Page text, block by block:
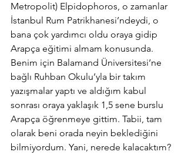
Metropolit) Elpidophoros, o zamanlar
İstanbul Rum Patrikhanesi’ndeydi, o
bana çok yardımcı oldu oraya gidip
Arapça eğitimi almam konusunda.
Benim için Balamand Üniversitesi‘ne
bağlı Ruhban Okulu’yla bir takım
yazışmalar yaptı ve aldığım kabul
sonrası oraya yaklaşık 1,5 sene burslu
Arapça öğrenmeye gittim. Tabii, tam
olarak beni orada neyin beklediğini
bilmiyordum. Yani, nerede kalacaktım?